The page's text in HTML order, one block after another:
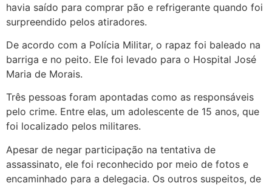
havia saído para comprar pão e refrigerante quando foi
surpreendido pelos atiradores.
De acordo com a Polícia Militar, o rapaz foi baleado na
barriga e no peito. Ele foi levado para o Hospital José
Maria de Morais.
Três pessoas foram apontadas como as responsáveis
pelo crime. Entre elas, um adolescente de 15 anos, que
foi localizado pelos militares.
Apesar de negar participação na tentativa de
assassinato, ele foi reconhecido por meio de fotos e
encaminhado para a delegacia. Os outros suspeitos, de